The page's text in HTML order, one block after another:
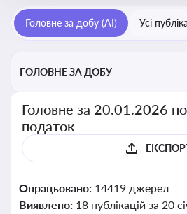
Головне за добу (AI) Усі
ГОЛОВНЕ ЗА ДОБУ
Головне за 20.01.2026
податок
Опрацьовано: 14419 джерел
Виявлено: 18 публікацій за 20